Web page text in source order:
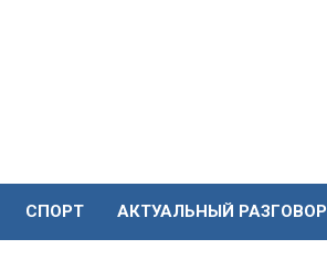
СПОРТ АКТУАЛЬНЫЙ РАЗГОВОР